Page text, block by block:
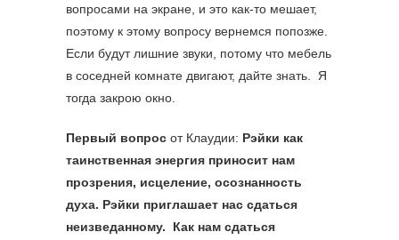
вопросами на экране, и это как-то мешает,
поэтому к этому вопросу вернемся попозже.
Если будут лишние звуки, потому что мебель
в соседней комнате двигают, дайте знать. Я
тогда закрою окно.
Первый вопрос от Клаудии: Рэйки как
таинственная энергия приносит нам
прозрения, исцеление, осознанность
духа. Рэйки приглашает нас сдаться
неизведанному. Как нам сдаться